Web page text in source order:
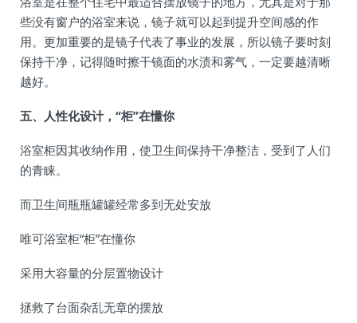
些没有窗户的浴室来说，镜子就可以起到提升空间感的作
用。更加重要的是镜子代表了事业的发展，所以镜子要时刻
保持干净，记得随时擦干镜面的水渍和雾气，一定要越清晰
越好。
五、人性化设计，“柜”在懂你
浴室柜因其收纳作用，使卫生间保持干净整洁，受到了人们
的青睐。
而卫生间瓶瓶罐罐经常多到无处安放
唯可浴室柜“柜”在懂你
采用大容量的分层置物设计
拯救了台面杂乱无章的摆放